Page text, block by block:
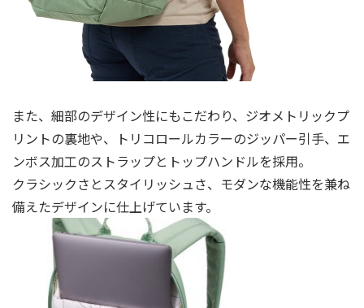
また、細部のデザイン性にもこだわり、ジオメトリックプ
リントの裏地や、トリコロールカラーのジッパー引手、エ
ンボス加工のストラップとトップハンドルを採用。
クラシックさとスタイリッシュさ、モダンな機能性を兼ね
備えたデザインに仕上げています。